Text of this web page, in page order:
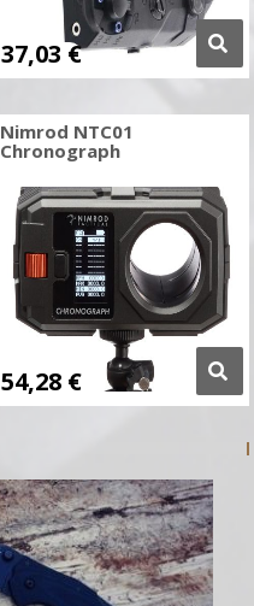
37,03 €
Nimrod NTC01
Chronograph
54,28 €